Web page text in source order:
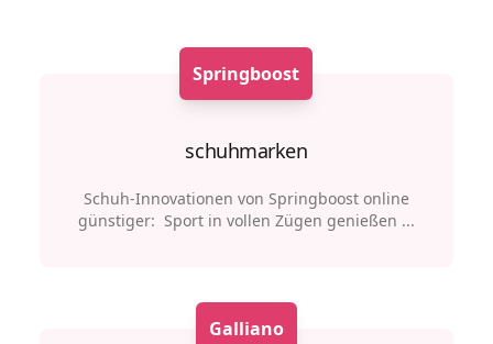
Springboost
schuhmarken
Schuh-Innovationen von Springboost online
günstiger: Sport in vollen Zügen genießen ...
Galliano